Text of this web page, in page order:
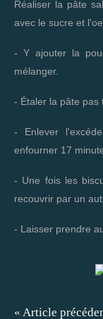
Réaliser la pâte
avec le sucre et
- Y ajouter la
mélanger.
- Étaler la pâte pas
- Enlever
enfourner 17
- Une fois les
recouvrir par un
- Laisser prendre
« Article